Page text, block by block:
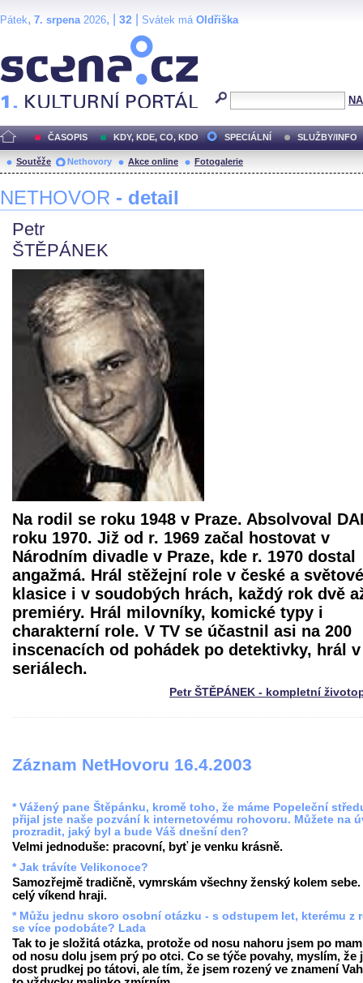
Pátek, 7. srpena2026, | 32 Svátek má Oldřiška
ČASOPIS KDY, KDE, CO, KDO SPECIÁLNÍ SLUŽBY/INFO
Soutěže Nethovory Akce online Fotogalerie
NETHOVOR - detail
Petr
ŠTĚPÁNEK
Na rodil se roku 1948 v Praze. Absolvoval
roku 1970. Již od r. 1969 začal hostovat v
Národním divadle v Praze, kde r. 1970 dostal
angažmá. Hrál stěžejní role v české a světové
klasice i v soudobých hrách, každý rok dvě
premiéry. Hrál milovníky, komické typy i
charakterní role. V TV se účastnil asi na 200
inscenacích od pohádek po detektivky, hrál v
seriálech.
Petr ŠTĚPÁNEK - kompletní
Záznam NetHovoru 16.4.2003
* Vážený pane Štěpánku, kromě toho, že máme Popeleční
přijal jste naše pozvání k internetovému rohovoru. Můžete na
prozradit, jaký byl a bude Váš dnešní den?
Velmi jednoduše: pracovní, byť je venku krásně.
* Jak trávíte Velikonoce?
Samozřejmě tradičně, vymrskám všechny ženský kolem
celý víkend hraji.
* Můžu jednu skoro osobní otázku - s odstupem let, kterému z
se více podobáte? Lada
Tak to je složitá otázka, protože od nosu nahoru jsem po
od nosu dolu jsem prý po otci. Co se týče povahy, myslím, že
dost prudkej po tátovi, ale tím, že jsem rozený ve znamení